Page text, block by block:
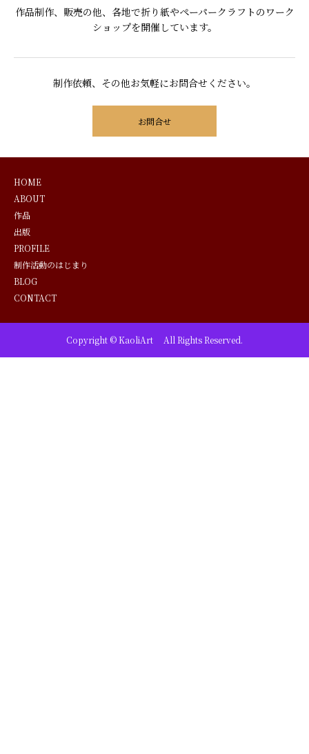
作品制作、販売の他、各地で折り紙やペーパークラフトのワーク
ショップを開催しています。
制作依頼、その他お気軽にお問合せください。
お問合せ
HOME
ABOUT
作品
出版
PROFILE
制作活動のはじまり
BLOG
CONTACT
Copyright © KaoliArt All Rights Reserved.